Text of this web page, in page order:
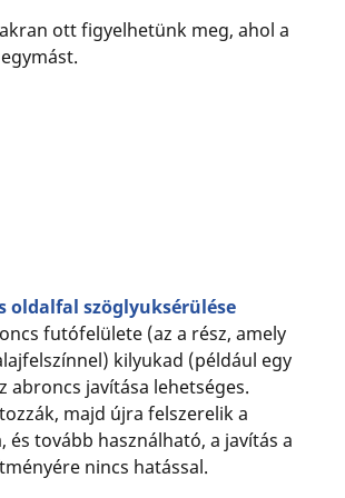
ott figyelhetünk meg, ahol a
oldalfal szöglyuksérülése
futófelülete (az a rész, amely
kilyukad (például egy
abroncs javítása lehetséges.
majd újra felszerelik a
és tovább használható, a javítás a
nincs hatással.